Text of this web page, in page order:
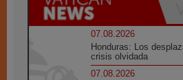
07.08.2026
Honduras: Los
crisis olvidada
07.08.2026